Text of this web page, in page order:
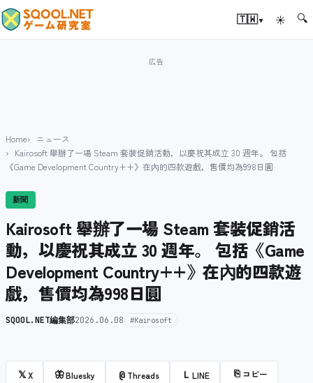
🇹🇼▾ ☀ 🔍
Home
ニュース
Kairosoft 舉辦了一場 Steam 套裝促銷活動，以慶祝其成立 30 週年。 包括
《Game Development Country++》在內的四款遊戲，售價均為998日圓
新聞
Kairosoft 舉辦了一場 Steam 套裝促銷活
動，以慶祝其成立 30 週年。 包括《Game
Development Country++》在內的四款遊
戲，售價均為998日圓
SQOOL.NET編集部2026.06.08 #Kairosoft
𝕏X 🦋Bluesky @ Threads L LINE ⎘ コピー